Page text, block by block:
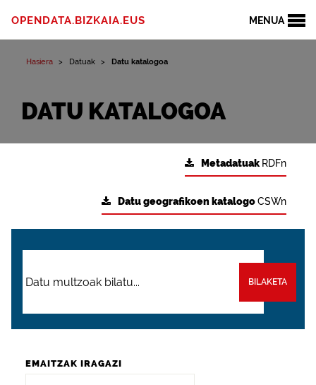
MENUA
OPENDATA.BIZKAIA.EUS
Hasiera Datuak Datu katalogoa
DATU KATALOGOA
Metadatuak RDFn
Datu geografikoen katalogoCSWn
BILAKETA
EMAITZAK IRAGAZI